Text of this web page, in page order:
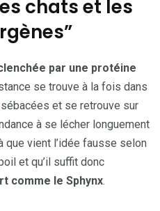
chats et les
par une protéine
se trouve à la fois dans
et se retrouve sur
à se lécher longuement
que vient l’idée fausse selon
et qu’il suffit donc
comme le Sphynx.